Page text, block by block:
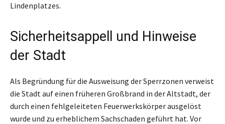
Lindenplatzes.
Sicherheitsappell und Hinweise
der Stadt
Als Begründung für die Ausweisung der Sperrzonen verweist
die Stadt auf einen früheren Großbrand in der Altstadt, der
durch einen fehlgeleiteten Feuerwerkskörper ausgelöst
wurde und zu erheblichem Sachschaden geführt hat. Vor